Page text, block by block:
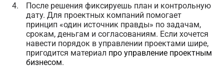
После решения фиксируешь план и контрольную
дату. Для проектных компаний помогает
принцип «один источник правды» по задачам,
срокам, деньгам и согласованиям. Если хочется
навести порядок в управлении проектами шире,
пригодится материал про управление проектным
бизнесом.